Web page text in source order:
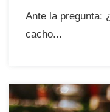
Ante la pregunta:
cacho...